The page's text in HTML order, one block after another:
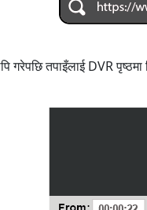
गरेपछि तपाइँलाई DVR